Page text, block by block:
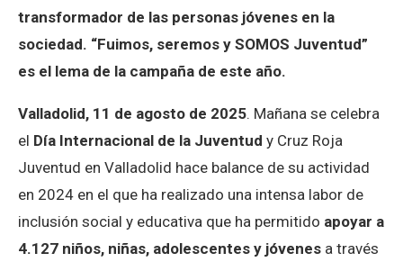
transformador de las personas jóvenes en la
sociedad. “Fuimos, seremos y SOMOS Juventud”
es el lema de la campaña de este año.
Valladolid, 11 de agosto de 2025. Mañana se celebra
el Día Internacional de la Juventud y Cruz Roja
Juventud en Valladolid hace balance de su actividad
en 2024 en el que ha realizado una intensa labor de
inclusión social y educativa que ha permitido apoyar a
4.127 niños, niñas, adolescentes y jóvenes a través